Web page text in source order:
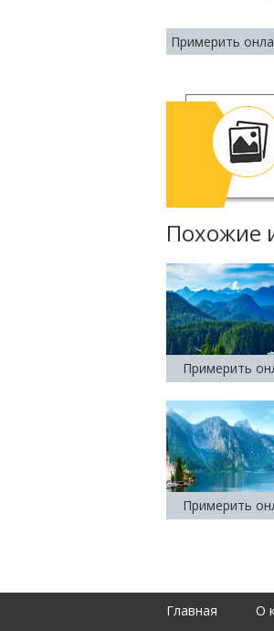
Примерить
Похожие
Примерить
Примерить
Главная О